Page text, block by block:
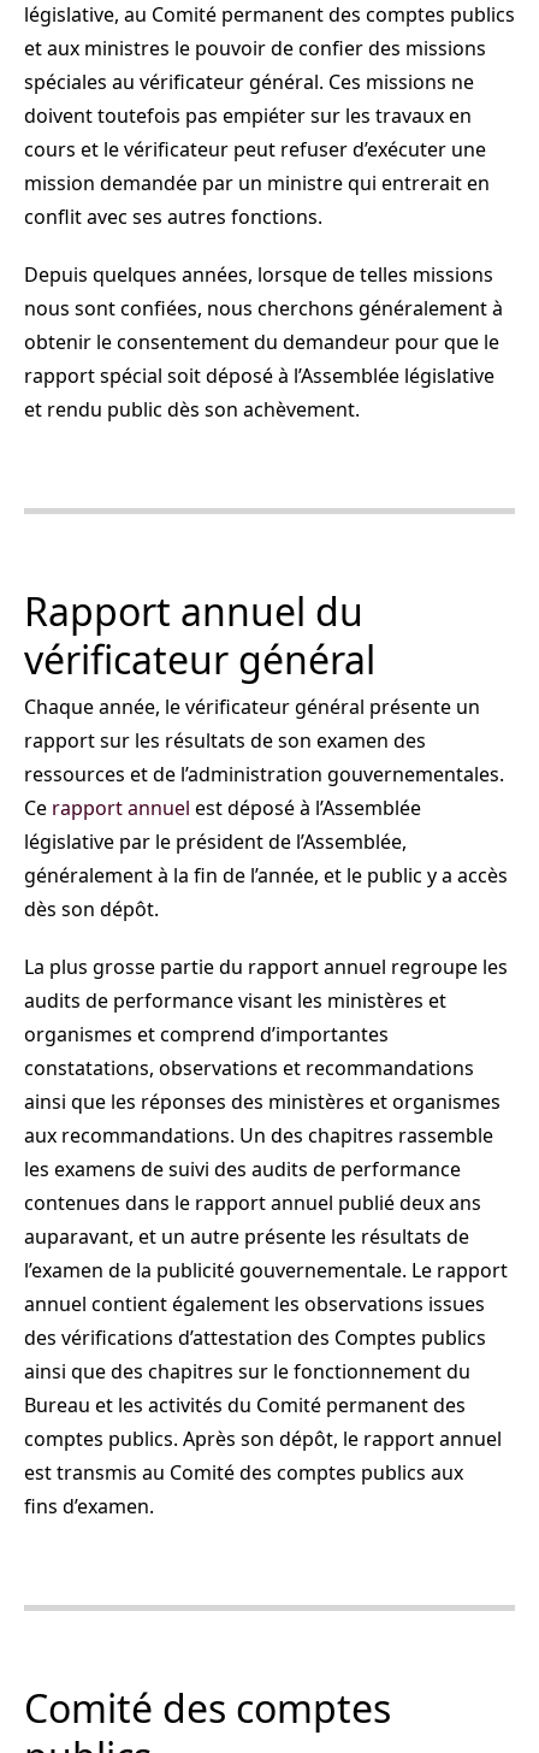
législative, au Comité permanent des comptes publics
et aux ministres le pouvoir de confier des missions
spéciales au vérificateur général. Ces missions ne
doivent toutefois pas empiéter sur les travaux en
cours et le vérificateur peut refuser d’exécuter une
mission demandée par un ministre qui entrerait en
conflit avec ses autres fonctions.
Depuis quelques années, lorsque de telles missions
nous sont confiées, nous cherchons généralement à
obtenir le consentement du demandeur pour que le
rapport spécial soit déposé à l’Assemblée législative
et rendu public dès son achèvement.
Rapport annuel du
vérificateur général
Chaque année, le vérificateur général présente un
rapport sur les résultats de son examen des
ressources et de l’administration gouvernementales.
Ce rapport annuel est déposé à l’Assemblée
législative par le président de l’Assemblée,
généralement à la fin de l’année, et le public y a accès
dès son dépôt.
La plus grosse partie du rapport annuel regroupe les
audits de performance visant les ministères et
organismes et comprend d’importantes
constatations, observations et recommandations
ainsi que les réponses des ministères et organismes
aux recommandations. Un des chapitres rassemble
les examens de suivi des audits de performance
contenues dans le rapport annuel publié deux ans
auparavant, et un autre présente les résultats de
l’examen de la publicité gouvernementale. Le rapport
annuel contient également les observations issues
des vérifications d’attestation des Comptes publics
ainsi que des chapitres sur le fonctionnement du
Bureau et les activités du Comité permanent des
comptes publics. Après son dépôt, le rapport annuel
est transmis au Comité des comptes publics aux
fins d’examen.
Comité des comptes